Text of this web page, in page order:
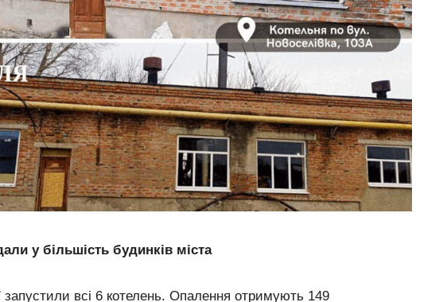
у більшість будинків міста
запустили всі 6 котелень. Опалення отримують 149